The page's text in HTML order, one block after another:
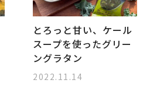
とろっと甘い、ケール
スープを使ったグリー
ングラタン
2022.11.14